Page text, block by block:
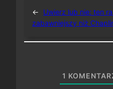
←
Uwierz lub nie: ten
zabawniejszy niż
1